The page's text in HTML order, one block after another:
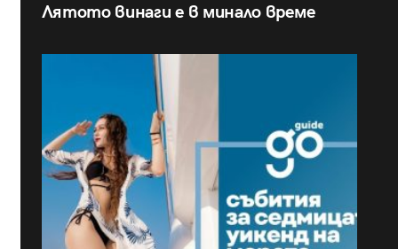
Лятото винаги е в минало време